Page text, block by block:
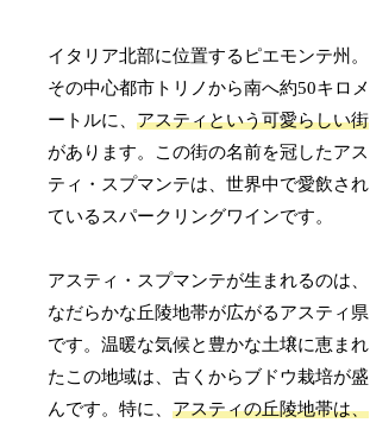
イタリア北部に位置するピエモンテ州。
その中心都市トリノから南へ約50キロメ
ートルに、アスティという可愛らしい街
があります。この街の名前を冠したアス
ティ・スプマンテは、世界中で愛飲され
ているスパークリングワインです。
アスティ・スプマンテが生まれるのは、
なだらかな丘陵地帯が広がるアスティ県
です。温暖な気候と豊かな土壌に恵まれ
たこの地域は、古くからブドウ栽培が盛
んです。特に、アスティの丘陵地帯は、